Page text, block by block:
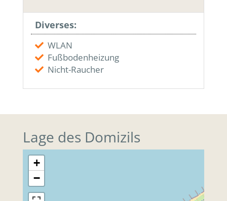
Diverses:
WLAN
Fußbodenheizung
Nicht-Raucher
Lage des Domizils
+
−